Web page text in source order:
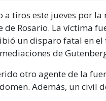
tiros este jueves por
de Rosario. La víctima
un disparo fatal en
de
otro agente de la
Además, un civil